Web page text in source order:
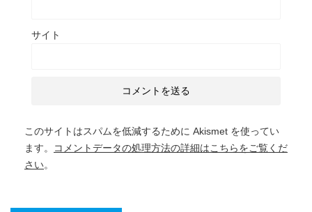
サイト
このサイトはスパムを低減するために Akismet を使ってい
ます。
コメントデータの処理方法の詳細はこちらをご覧くだ
さい。